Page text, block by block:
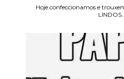
Hoje confeccionamos e